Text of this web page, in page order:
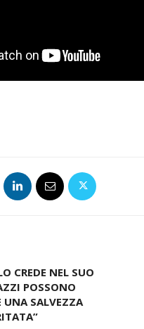
CREDE NEL SUO
POSSONO
UNA SALVEZZA